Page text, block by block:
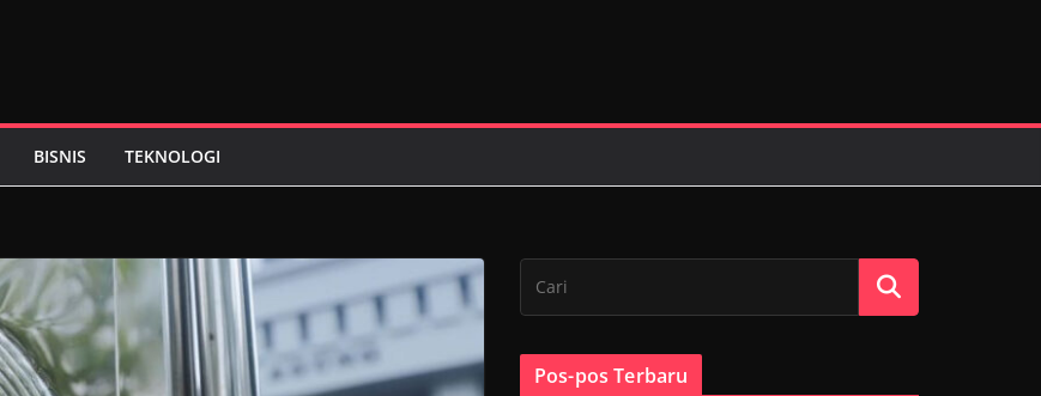
BISNIS TEKNOLOGI
Pos-pos Terbaru